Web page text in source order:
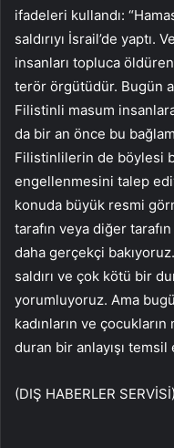
ifadeleri kullandı:
saldırıyı İsrail’de yaptı.
insanları topluca
terör örgütüdür. Bugün
Filistinli masum
da bir an önce bu
Filistinlilerin de böylesi
engellenmesini talep
konuda büyük resmi
tarafın veya diğer
daha gerçekçi bakıyoruz.
saldırı ve çok kötü bir
yorumluyoruz. Ama
kadınların ve çocukların
duran bir anlayışı temsil
(DIŞ HABERLER SERVİSİ)